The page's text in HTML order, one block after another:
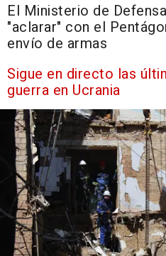
El Ministerio de
"aclarar" con el
envío de armas
Sigue en directo las
guerra en Ucrania